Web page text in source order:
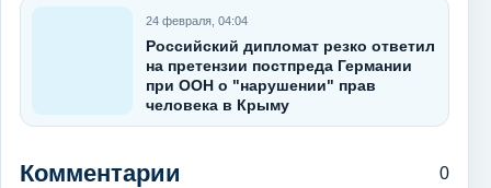
24 февраля, 04:04
Российский дипломат резко ответил
на претензии постпреда Германии
при ООН о "нарушении" прав
человека в Крыму
Комментарии 0